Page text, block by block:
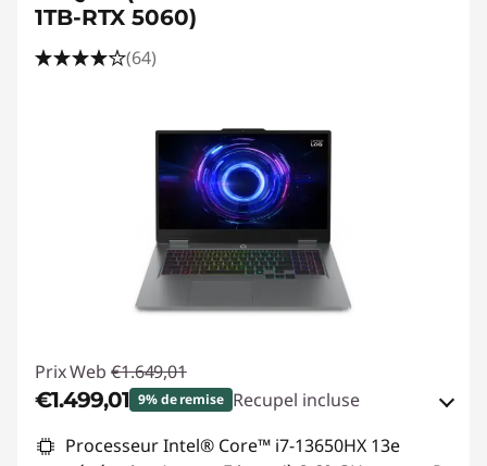
1TB-RTX 5060)
(64)
Prix Web €1.649,01
€1.499,01 9% de remise Recupel incluse
Bons de réduction en ligne :-€150,00
Processeur Intel® Core™ i7-13650HX 13e